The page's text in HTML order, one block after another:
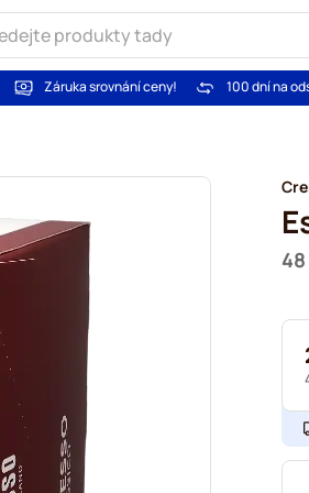
Záruka srovnání ceny! 100 dní na